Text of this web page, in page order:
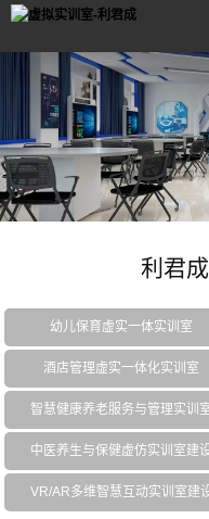
利君
幼儿保育虚实一体实训室
酒店管理虚实一体化实训室
智慧健康养老服务与管理实训
中医养生与保健虚仿实训室建
VR/AR多维智慧互动实训室建